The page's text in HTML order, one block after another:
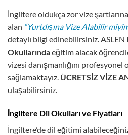
İngiltere oldukça zor vize
alan “Yurtdışına Vize Alabilir
detaylı bilgi edinebilirsiniz. ASLEN
Okullarındaeğitim alacak
vizesi danışmanlığını
sağlamaktayız. ÜCRETSİZ VİZE
ulaşabilirsiniz.
İngiltere Dil Okulları ve Fiyatları
İngiltere’de dil eğitimi